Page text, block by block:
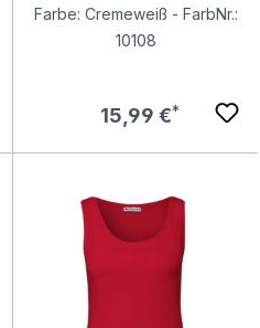
Farbe: Cremeweiß - FarbNr.:
10108
Regulärer Preis:
15,99 €